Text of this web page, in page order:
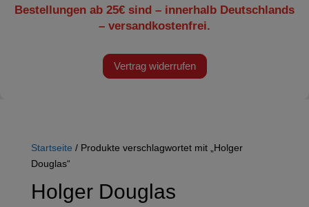
Bestellungen ab 25€ sind – innerhalb Deutschlands
– versandkostenfrei.
Vertrag widerrufen
Startseite / Produkte verschlagwortet mit „Holger
Douglas“
Holger Douglas